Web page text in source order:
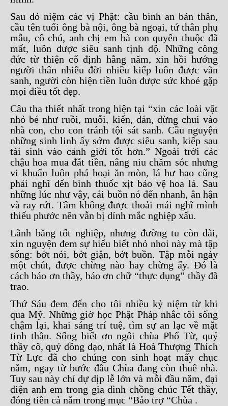
Sau đó niệm các vị Phật: cầu bình an bản thân,
cầu tên tuổi ông bà nội, ông bà ngoại, tứ thân phụ
mẫu, cô chú, anh chị em bà con quyến thuộc đã
mất, luôn được siêu sanh tịnh độ. Những công
đức từ thiện cố định hằng năm, xin hồi hướng
người thân nhiều đời nhiều kiếp luôn được vãn
sanh, người còn hiện tiền luôn được sức khoẻ gặp
mọi điều tốt đẹp.
Câu tha thiết nhất trong hiện tại “xin các loài vật
nhỏ bé như ruồi, muỗi, kiến, dán, đừng chui vào
nhà con, cho con tránh tội sát sanh. Cầu nguyện
những sinh linh ấy sớm được siêu sanh, kiếp sau
tái sinh vào cảnh giới tốt hơn.” Ngoài trời các
chậu hoa mua đắt tiền, nâng niu chăm sóc nhưng
vi khuẩn luôn phá hoại ăn mòn, lá hư hao cũng
phải nghĩ đến bình thuốc xịt bảo vệ hoa lá. Sau
những lúc như vậy, cái buồn nó đến nhanh, ân hận
và ray rứt. Tâm không được thoải mái nghĩ mình
thiếu phước nên vẫn bị dính mắc nghiệp xấu.
Lãnh bằng tốt nghiệp, nhưng đường tu còn dài,
xin nguyện đem sự hiểu biết nhỏ nhoi này mà tập
sống: bớt nói, bớt giận, bớt buồn. Tập mỗi ngày
một chút, được chừng nào hay chừng ấy. Đó là
cách báo ơn thầy, báo ơn chữ “thực dụng” thầy đã
trao.
Thứ Sáu đem đến cho tôi nhiều kỷ niệm từ khi
qua Mỹ. Những giờ học Phật Pháp nhắc tôi sống
chậm lại, khai sáng trí tuệ, tìm sự an lạc về mặt
tinh thần. Sống biết ơn ngôi chùa Phổ Từ, quý
thầy cô, quý đồng đạo, nhất là Hoà Thượng Thích
Từ Lực đã cho chúng con sinh hoạt mấy chục
năm, ngay từ bước đầu Chùa đang còn thuê nhà.
Tuy sau này chỉ dự dịp lễ lớn và mỗi đầu năm, đại
diện anh em trong gia đình chồng chúc Tết thầy,
đóng tiền cả năm trong mục “Bảo trợ “Chùa .